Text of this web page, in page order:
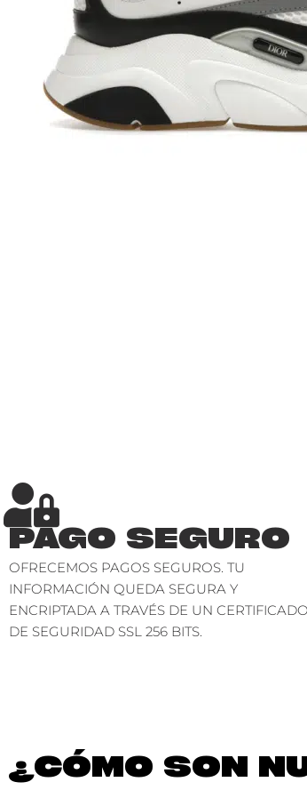
PAGO SEGURO
OFRECEMOS PAGOS SEGUROS. TU
INFORMACIÓN QUEDA SEGURA Y
ENCRIPTADA A TRAVÉS DE UN CERTIFICADO
DE SEGURIDAD SSL 256 BITS.
¿CÓMO SON